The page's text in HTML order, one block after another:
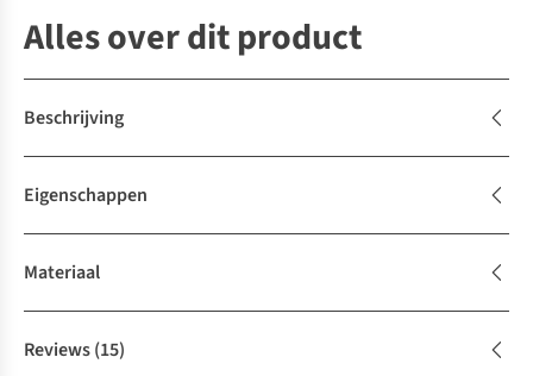
Alles over dit product
Beschrijving
Eigenschappen
Materiaal
Reviews(15)